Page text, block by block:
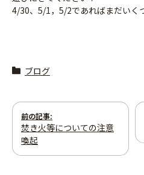
4/30、5/1，5/2であればまだいく
ブログ
投
稿
ナ
前の記事:
焚き火等についての注意
喚起